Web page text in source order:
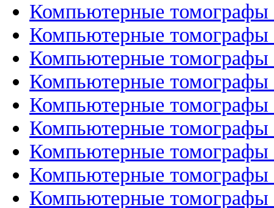
Компьютерные
Компьютерные томографы
Компьютерные томографы
Компьютерные
Компьютерные томографы
Компьютерные
Компьютерные
Компьютерные
Компьютерные